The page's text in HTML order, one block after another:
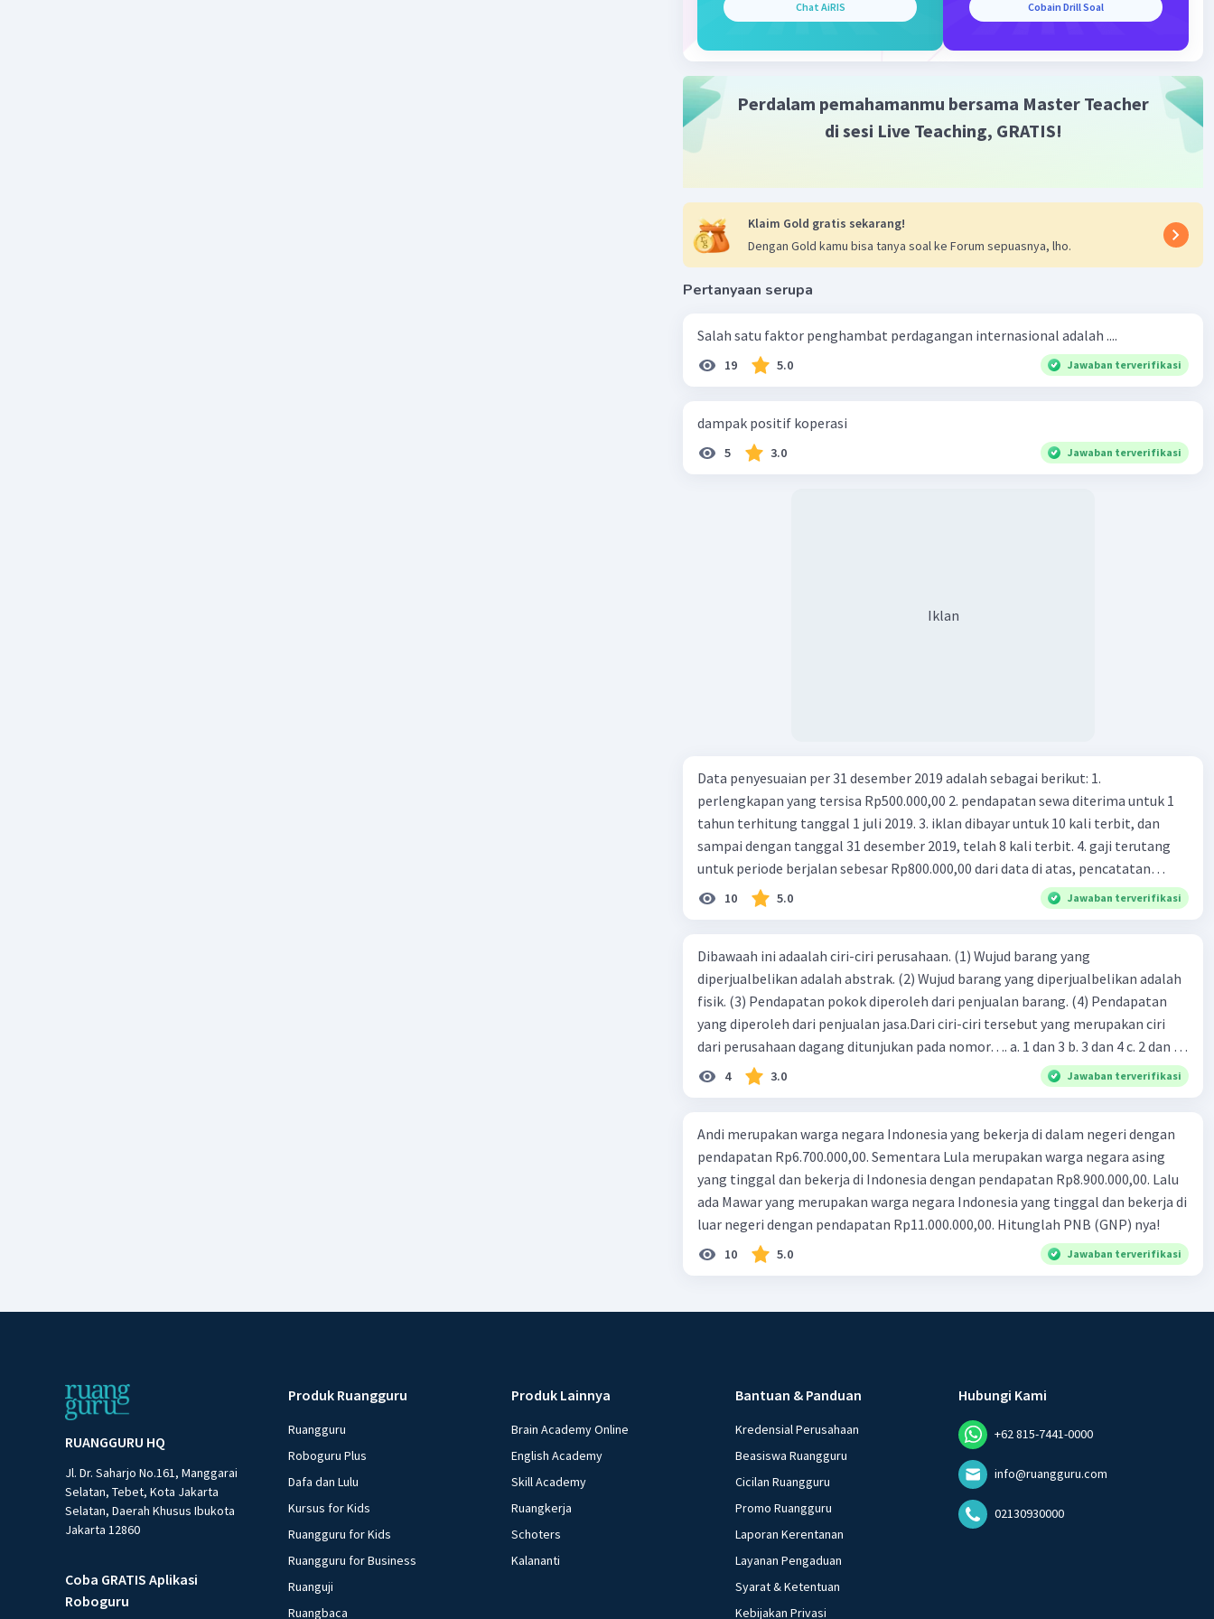
Chat AiRIS Cobain Drill Soal
Perdalam pemahamanmu bersama Master Teacher
di sesi Live Teaching, GRATIS!
Klaim Gold gratis sekarang!
Dengan Gold kamu bisa tanya soal ke Forum sepuasnya, lho.
Pertanyaan serupa
Salah satu faktor penghambat perdagangan internasional adalah ....
19 5.0 Jawaban terverifikasi
dampak positif koperasi
5 3.0 Jawaban terverifikasi
Iklan
Data penyesuaian per 31 desember 2019 adalah sebagai berikut: 1.
perlengkapan yang tersisa Rp500.000,00 2. pendapatan sewa diterima untuk 1
tahun terhitung tanggal 1 juli 2019. 3. iklan dibayar untuk 10 kali terbit, dan
sampai dengan tanggal 31 desember 2019, telah 8 kali terbit. 4. gaji terutang
untuk periode berjalan sebesar Rp800.000,00 dari data di atas, pencatatan
jurnal pembalik yang benar adalah ....
10 5.0 Jawaban terverifikasi
Dibawaah ini adaalah ciri-ciri perusahaan. (1) Wujud barang yang
diperjualbelikan adalah abstrak. (2) Wujud barang yang diperjualbelikan adalah
fisik. (3) Pendapatan pokok diperoleh dari penjualan barang. (4) Pendapatan
yang diperoleh dari penjualan jasa.Dari ciri-ciri tersebut yang merupakan ciri
dari perusahaan dagang ditunjukan pada nomor…. a. 1 dan 3 b. 3 dan 4 c. 2 dan 3
d. 1 dan 2 e. 2 dan 4
4 3.0 Jawaban terverifikasi
Andi merupakan warga negara Indonesia yang bekerja di dalam negeri dengan
pendapatan Rp6.700.000,00. Sementara Lula merupakan warga negara asing
yang tinggal dan bekerja di Indonesia dengan pendapatan Rp8.900.000,00. Lalu
ada Mawar yang merupakan warga negara Indonesia yang tinggal dan bekerja di
luar negeri dengan pendapatan Rp11.000.000,00. Hitunglah PNB (GNP) nya!
10 5.0 Jawaban terverifikasi
RUANGGURU HQ
Jl. Dr. Saharjo No.161, Manggarai
Selatan, Tebet, Kota Jakarta
Selatan, Daerah Khusus Ibukota
Jakarta 12860
Coba GRATIS Aplikasi
Roboguru
Produk Ruangguru
Ruangguru
Roboguru Plus
Dafa dan Lulu
Kursus for Kids
Ruangguru for Kids
Ruangguru for Business
Ruanguji
Ruangbaca
Produk Lainnya
Brain Academy Online
English Academy
Skill Academy
Ruangkerja
Schoters
Kalananti
Bantuan & Panduan
Kredensial Perusahaan
Beasiswa Ruangguru
Cicilan Ruangguru
Promo Ruangguru
Laporan Kerentanan
Layanan Pengaduan
Syarat & Ketentuan
Kebijakan Privasi
Hubungi Kami
+62 815-7441-0000
info@ruangguru.com
02130930000